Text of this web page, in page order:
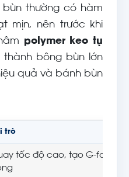
bùn thường có hàm
mịn, nên trước khi
polymer keo tụ
bông bùn lớn
quả và bánh bùn
trò
tốc độ cao, tạo G-force